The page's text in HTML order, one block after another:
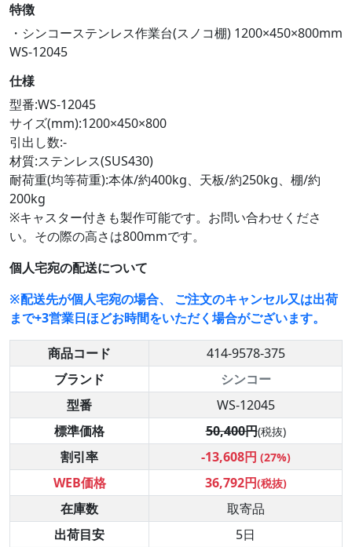
特徴
・シンコーステンレス作業台(スノコ棚) 1200×450×800mm
WS-12045
仕様
型番:WS-12045
サイズ(mm):1200×450×800
引出し数:-
材質:ステンレス(SUS430)
耐荷重(均等荷重):本体/約400kg、天板/約250kg、棚/約
200kg
※キャスター付きも製作可能です。お問い合わせくださ
い。その際の高さは800mmです。
個人宅宛の配送について
※配送先が個人宅宛の場合、 ご注文のキャンセル又は出荷
まで+3営業日ほどお時間をいただく場合がございます。
商品コード
414-9578-375
ブランド
シンコー
型番
WS-12045
標準価格
50,400円(税抜)
割引率 -13,608円 (27%)
WEB価格 36,792円(税抜)
在庫数
取寄品
出荷目安
5日